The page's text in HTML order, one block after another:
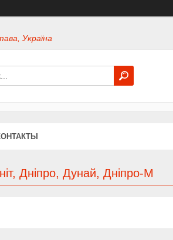
Україна
Дніпро, Дунай, Дніпро-М